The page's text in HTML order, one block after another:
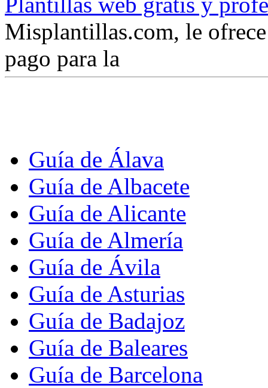
Misplantillas.com, le
pago para la
Guía de Álava
Guía de Albacete
Guía de Alicante
Guía de Almería
Guía de Ávila
Guía de Asturias
Guía de Badajoz
Guía de Baleares
Guía de Barcelona